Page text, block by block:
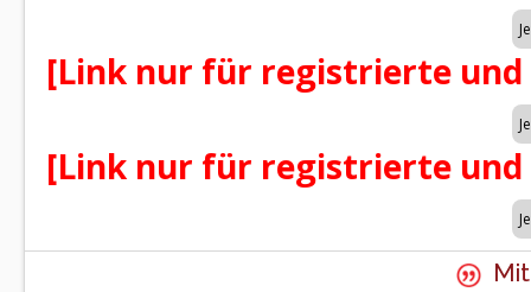
[Link nur für registrierte
[Link nur für registrierte